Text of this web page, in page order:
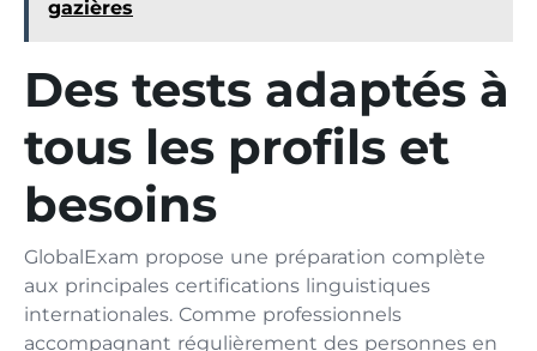
gazières
Des tests adaptés à
tous les profils et
besoins
GlobalExam propose une préparation complète
aux principales certifications linguistiques
internationales. Comme professionnels
accompagnant régulièrement des personnes en